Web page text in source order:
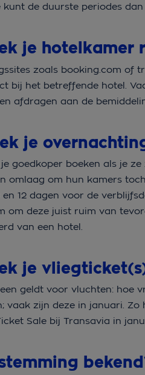
kunt de duurste periodes
je hotelkamer
zoals booking.com of
bij het betreffende hotel.
afdragen aan de
je
goedkoper boeken als je
omlaag om hun kamers
12 dagen voor de
om deze juist ruim van
van een hotel.
je
geldt voor vluchten: hoe
vaak zijn deze in januari. Zo
Sale bij Transavia in